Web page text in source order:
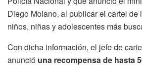
Diego Molano, al publicar el cartel de
niños, niñas y adolescentes más
Con dicha información, el jefe de
anunció una recompensa de hasta